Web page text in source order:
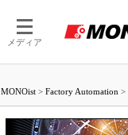
メディア
MONOist > Factory Automation >